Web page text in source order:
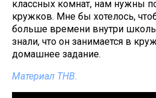
классных комнат, нам нужны
кружков. Мне бы хотелось,
больше времени внутри
знали, что он занимается в
домашнее задание.
Материал ТНВ.